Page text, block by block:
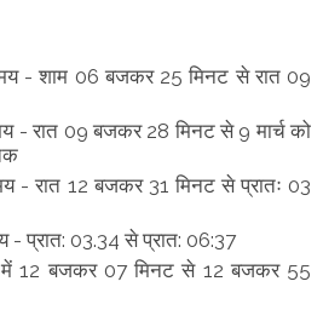
- शाम 06 बजकर 25 मिनट से रात 09
- रात 09 बजकर 28 मिनट से 9 मार्च को
- रात 12 बजकर 31 मिनट से प्रातः 03
- प्रात: 03.34 से प्रात: 06:37
में 12 बजकर 07 मिनट से 12 बजकर 55